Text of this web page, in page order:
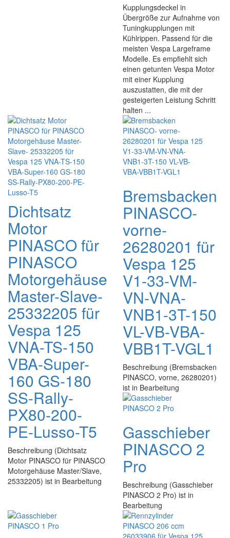
Kupplungsdeckel in
Übergröße zur Aufnahme von
Tuningkupplungen mit
Kühlrippen. Passend für die
meisten Vespa Largeframe
Modelle. Es empfiehlt sich
einen getunten Vespa Motor
mit einer Kupplung
auszustatten, die mit der
gesteigerten Leistung Schritt
halten ...
Dichtsatz
Motor
PINASCO für
PINASCO
Motorgehäuse
Master-Slave-
25332205 für
Vespa 125
VNA-TS-150
VBA-Super-
160 GS-180
SS-Rally-
PX80-200-
PE-Lusso-T5
Beschreibung (Dichtsatz
Motor PINASCO für PINASCO
Motorgehäuse Master/Slave,
25332205) ist in Bearbeitung
Bremsbacken
PINASCO-
vorne-
26280201 für
Vespa 125
V1-33-VM-
VN-VNA-
VNB1-3T-150
VL-VB-VBA-
VBB1T-VGL1
Beschreibung (Bremsbacken
PINASCO, vorne, 26280201)
ist in Bearbeitung
Gasschieber
PINASCO 2
Pro
Beschreibung (Gasschieber
PINASCO 2 Pro) ist in
Bearbeitung